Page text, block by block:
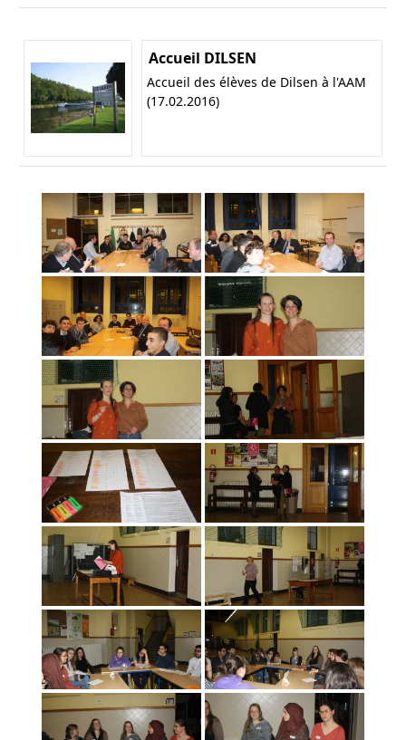
Accueil DILSEN
Accueil des élèves de Dilsen à l'AAM
(17.02.2016)